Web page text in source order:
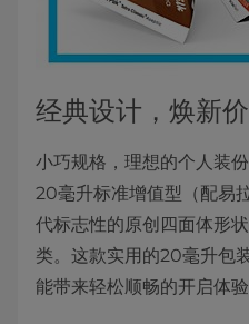
经典设计，焕新
小巧规格，理想的个人装
20毫升标准增值型（配易
代标志性的原创四面体形
类。这款实用的20毫升包
能带来轻松顺畅的开启体验